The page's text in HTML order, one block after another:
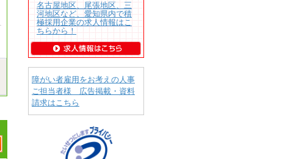
名古屋地区、尾張地区、三
河地区など、愛知県内で積
極採用企業の求人情報はこ
ちらから！
障がい者雇用をお考えの人事
ご担当者様 広告掲載・資料
請求はこちら